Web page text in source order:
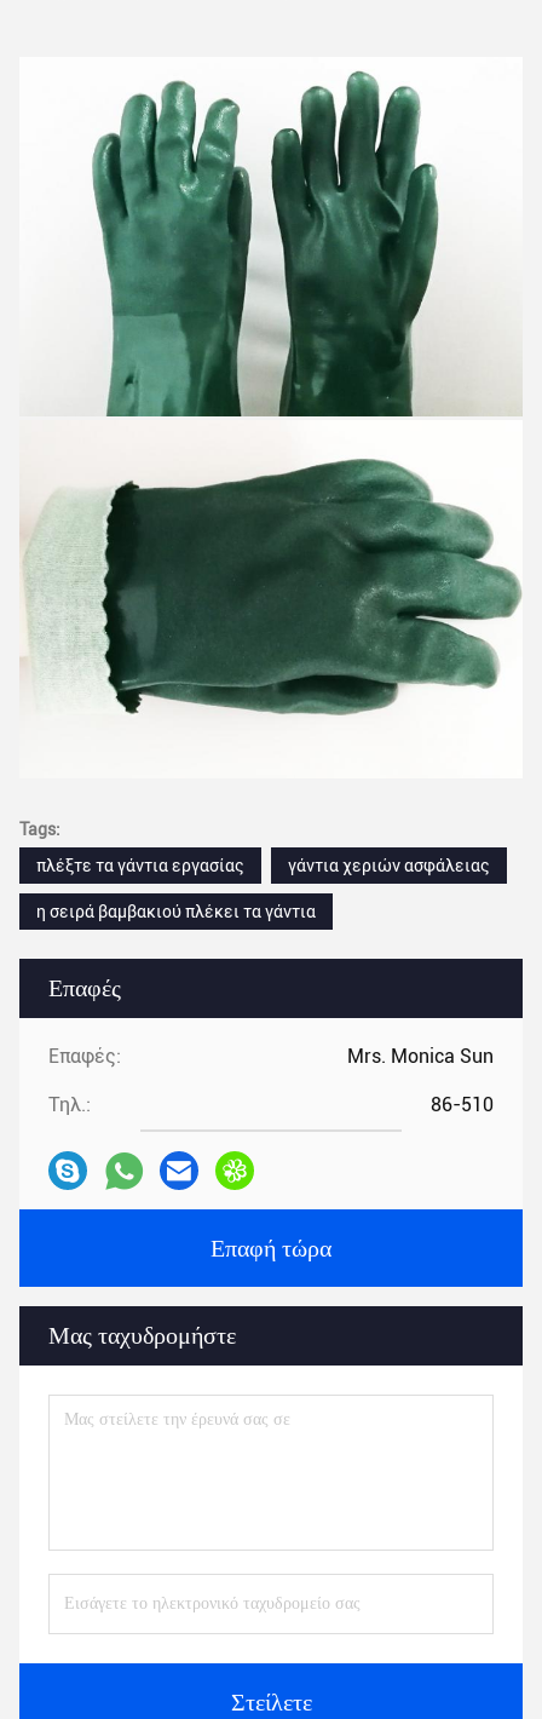
Επαφές
Επαφές: Mrs. Monica Sun
Τηλ.: 86-510
Επαφή τώρα
Μας ταχυδρομήστε
Στείλετε
Tags:
πλέξτε τα γάντια εργασίας
γάντια χεριών ασφάλειας
η σειρά βαμβακιού πλέκει τα γάντια